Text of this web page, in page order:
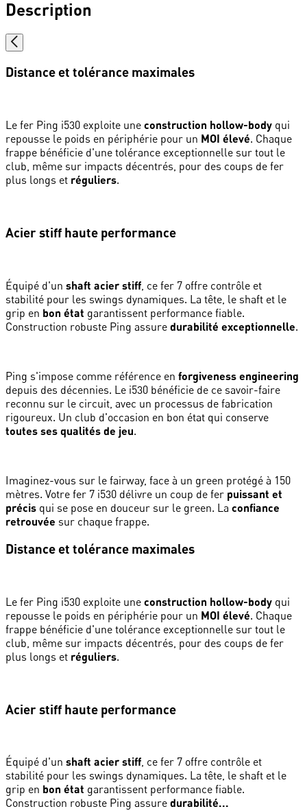
Description
Distance et tolérance maximales
Le fer Ping i530 exploite une construction hollow-body qui
repousse le poids en périphérie pour un MOI élevé. Chaque
frappe bénéficie d'une tolérance exceptionnelle sur tout le
club, même sur impacts décentrés, pour des coups de fer
plus longs et réguliers.
Acier stiff haute performance
Équipé d'un shaft acier stiff , ce fer 7 offre contrôle et
stabilité pour les swings dynamiques. La tête, le shaft et le
grip en bon état garantissent performance fiable.
Construction robuste Ping assure durabilité exceptionnelle.
Ping s'impose comme référence en forgiveness engineering
depuis des décennies. Le i530 bénéficie de ce savoir-faire
reconnu sur le circuit, avec un processus de fabrication
rigoureux. Un club d'occasion en bon état qui conserve
toutes ses qualités de jeu.
Imaginez-vous sur le fairway, face à un green protégé à 150
mètres. Votre fer 7 i530 délivre un coup de fer puissant et
précis qui se pose en douceur sur le green. La confiance
retrouvée sur chaque frappe.
Distance et tolérance maximales
Le fer Ping i530 exploite une construction hollow-body qui
repousse le poids en périphérie pour un MOI élevé. Chaque
frappe bénéficie d'une tolérance exceptionnelle sur tout le
club, même sur impacts décentrés, pour des coups de fer
plus longs et réguliers.
Acier stiff haute performance
Équipé d'un shaft acier stiff, ce fer 7 offre contrôle et
stabilité pour les swings dynamiques. La tête, le shaft et le
grip en bon état garantissent performance fiable.
Construction robuste Ping assure durabilité...